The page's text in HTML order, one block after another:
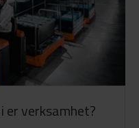
er verksamhet?